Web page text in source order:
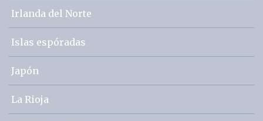
Irlanda del Norte
Islas espóradas
Japón
La Rioja